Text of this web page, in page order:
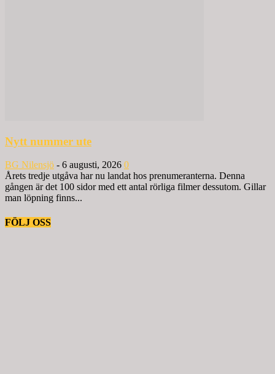
Nytt nummer ute
BG Nilensjö - 6 augusti, 2026 0
Årets tredje utgåva har nu landat hos prenumeranterna. Denna
gången är det 100 sidor med ett antal rörliga filmer dessutom. Gillar
man löpning finns...
FÖLJ OSS